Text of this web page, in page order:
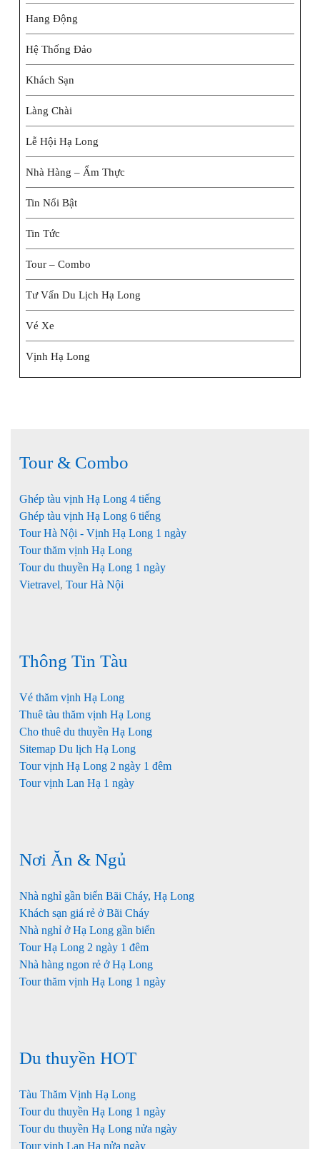
Hang Động
Hệ Thống Đảo
Khách Sạn
Làng Chài
Lễ Hội Hạ Long
Nhà Hàng – Ẩm Thực
Tin Nổi Bật
Tin Tức
Tour – Combo
Tư Vấn Du Lịch Hạ Long
Vé Xe
Vịnh Hạ Long
Tour & Combo
Ghép tàu vịnh Hạ Long 4 tiếng
Ghép tàu vịnh Hạ Long 6 tiếng
Tour Hà Nội - Vịnh Hạ Long 1 ngày
Tour thăm vịnh Hạ Long
Tour du thuyền Hạ Long 1 ngày
Vietravel, Tour Hà Nội
Thông Tin Tàu
Vé thăm vịnh Hạ Long
Thuê tàu thăm vịnh Hạ Long
Cho thuê du thuyền Hạ Long
Sitemap Du lịch Hạ Long
Tour vịnh Hạ Long 2 ngày 1 đêm
Tour vịnh Lan Hạ 1 ngày
Nơi Ăn & Ngủ
Nhà nghỉ gần biển Bãi Cháy, Hạ Long
Khách sạn giá rẻ ở Bãi Cháy
Nhà nghỉ ở Hạ Long gần biển
Tour Hạ Long 2 ngày 1 đêm
Nhà hàng ngon rẻ ở Hạ Long
Tour thăm vịnh Hạ Long 1 ngày
Du thuyền HOT
Tàu Thăm Vịnh Hạ Long
Tour du thuyền Hạ Long 1 ngày
Tour du thuyền Hạ Long nửa ngày
Tour vịnh Lan Hạ nửa ngày